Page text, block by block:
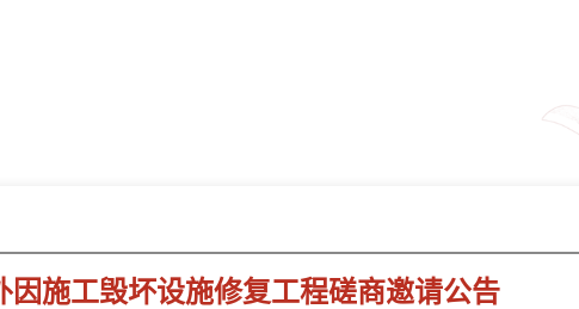
施工毁坏设施修复工程磋商邀请公告